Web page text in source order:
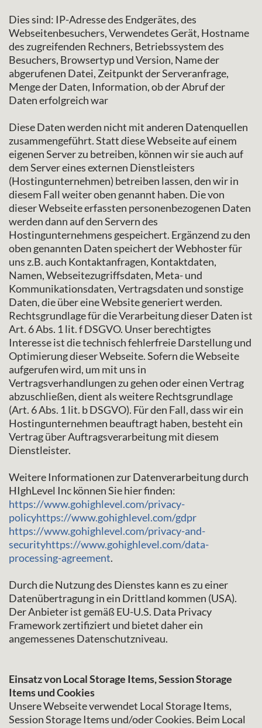
Dies sind: IP-Adresse des Endgerätes, des
Webseitenbesuchers, Verwendetes Gerät, Hostname
des zugreifenden Rechners, Betriebssystem des
Besuchers, Browsertyp und Version, Name der
abgerufenen Datei, Zeitpunkt der Serveranfrage,
Menge der Daten, Information, ob der Abruf der
Daten erfolgreich war
Diese Daten werden nicht mit anderen Datenquellen
zusammengeführt. Statt diese Webseite auf einem
eigenen Server zu betreiben, können wir sie auch auf
dem Server eines externen Dienstleisters
(Hostingunternehmen) betreiben lassen, den wir in
diesem Fall weiter oben genannt haben. Die von
dieser Webseite erfassten personenbezogenen Daten
werden dann auf den Servern des
Hostingunternehmens gespeichert. Ergänzend zu den
oben genannten Daten speichert der Webhoster für
uns z.B. auch Kontaktanfragen, Kontaktdaten,
Namen, Webseitezugriffsdaten, Meta- und
Kommunikationsdaten, Vertragsdaten und sonstige
Daten, die über eine Website generiert werden.
Rechtsgrundlage für die Verarbeitung dieser Daten ist
Art. 6 Abs. 1 lit. f DSGVO. Unser berechtigtes
Interesse ist die technisch fehlerfreie Darstellung und
Optimierung dieser Webseite. Sofern die Webseite
aufgerufen wird, um mit uns in
Vertragsverhandlungen zu gehen oder einen Vertrag
abzuschließen, dient als weitere Rechtsgrundlage
(Art. 6 Abs. 1 lit. b DSGVO). Für den Fall, dass wir ein
Hostingunternehmen beauftragt haben, besteht ein
Vertrag über Auftragsverarbeitung mit diesem
Dienstleister.
Weitere Informationen zur Datenverarbeitung durch
HIghLevel Inc können Sie hier finden:
https://www.gohighlevel.com/privacy-
policyhttps://www.gohighlevel.com/gdpr
https://www.gohighlevel.com/privacy-and-
securityhttps://www.gohighlevel.com/data-
processing-agreement.
Durch die Nutzung des Dienstes kann es zu einer
Datenübertragung in ein Drittland kommen (USA).
Der Anbieter ist gemäß EU-U.S. Data Privacy
Framework zertifiziert und bietet daher ein
angemessenes Datenschutzniveau.
Einsatz von Local Storage Items, Session Storage
Items und Cookies
Unsere Webseite verwendet Local Storage Items,
Session Storage Items und/oder Cookies. Beim Local